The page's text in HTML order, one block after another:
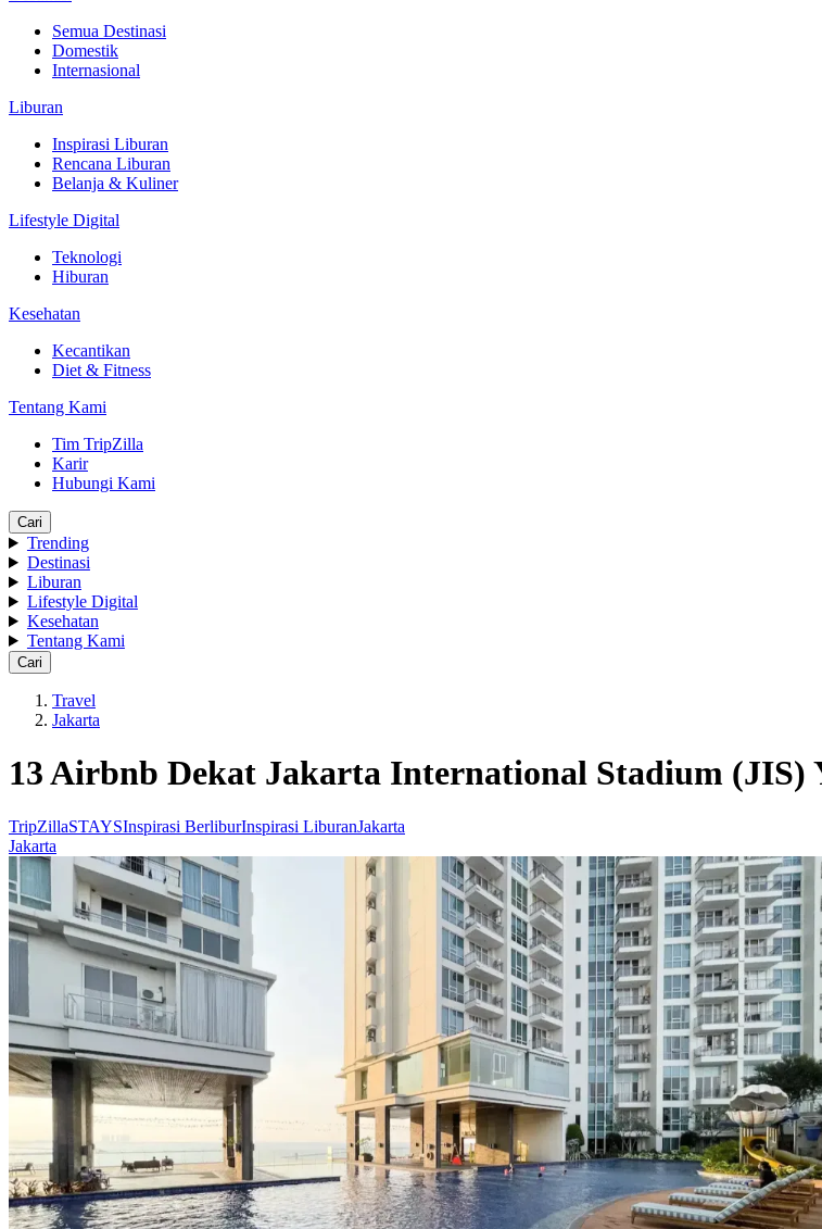
Semua Destinasi
Domestik
Internasional
Liburan
Inspirasi Liburan
Rencana Liburan
Belanja & Kuliner
Lifestyle Digital
Teknologi
Hiburan
Kesehatan
Kecantikan
Diet & Fitness
Tentang Kami
Tim TripZilla
Karir
Hubungi Kami
Cari
Trending
Destinasi
Liburan
Lifestyle Digital
Kesehatan
Tentang Kami
Cari
Travel
Jakarta
13 Airbnb Dekat Jakarta International Stadium (JIS)
TripZillaSTAYSInspirasi BerliburInspirasi LiburanJakarta
Jakarta